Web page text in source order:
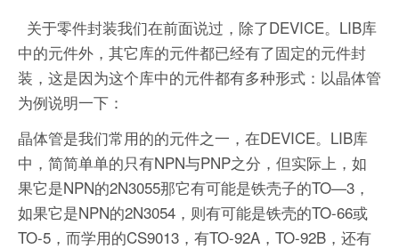
关于零件封装我们在前面说过，除了DEVICE。LIB库
中的元件外，其它库的元件都已经有了固定的元件封
装，这是因为这个库中的元件都有多种形式：以晶体管
为例说明一下：
晶体管是我们常用的的元件之一，在DEVICE。LIB库
中，简简单单的只有NPN与PNP之分，但实际上，如
果它是NPN的2N3055那它有可能是铁壳子的TO—3，
如果它是NPN的2N3054，则有可能是铁壳的TO-66或
TO-5，而学用的CS9013，有TO-92A，TO-92B，还有